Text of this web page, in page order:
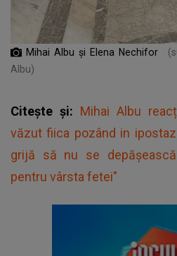
Mihai Albu și Elena Nechifor
Albu)
Citește și: Mihai Albu
văzut fiica pozând in
grijă să nu se
pentru vârsta fetei"